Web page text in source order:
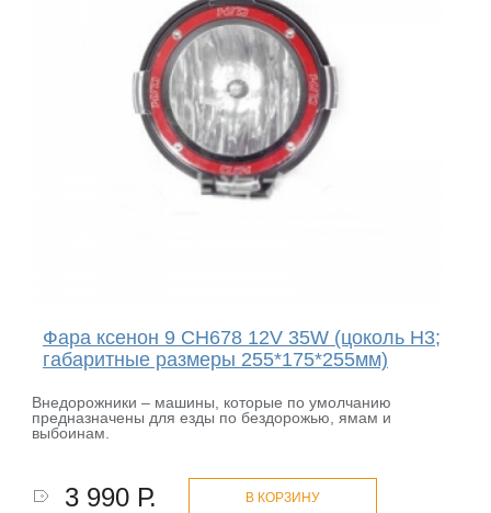
Фара ксенон 9 CH678 12V 35W (цоколь H3;
габаритные размеры 255*175*255мм)
Внедорожники – машины, которые по умолчанию
предназначены для езды по бездорожью, ямам и
выбоинам.
3 990 Р. В КОРЗИНУ